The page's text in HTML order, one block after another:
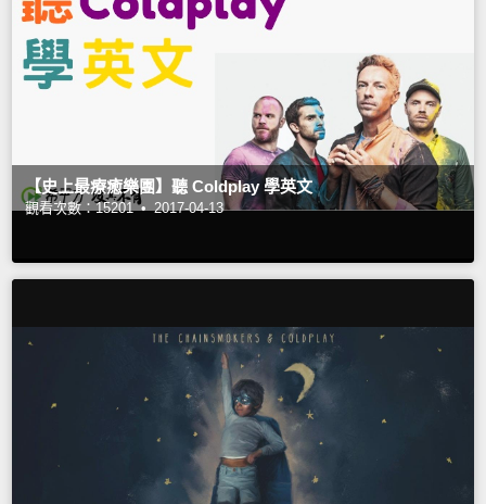
【史上最療癒樂團】聽 Coldplay 學英文
觀看次數：15201 • 2017-04-13